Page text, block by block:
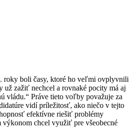
roky boli časy, ktoré ho veľmi ovplyvnili
už zažiť nechcel a rovnaké pocity má aj
vládu.“ Práve tieto voľby považuje za
vidí príležitosť, ako niečo v tejto
efektívne riešiť problémy
chcel využiť pre všeobecné